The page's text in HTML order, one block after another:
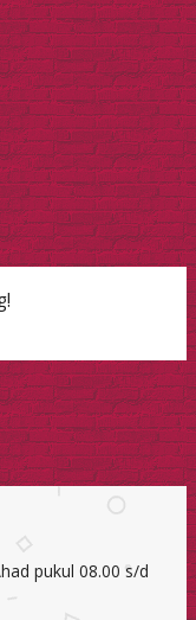
pukul 08.00 s/d